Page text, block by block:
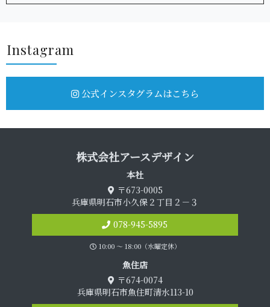
Insta g r a m
公式インスタグラムはこちら
株式会社アース デ ザ イ ン
本 社
〒673-0005
兵庫県明石市小久保２丁目２－３
078-945-5895
10:00 〜 18:00（水曜定休）
魚 住 店
〒674-0074
兵庫県明石市魚住町清水113-10